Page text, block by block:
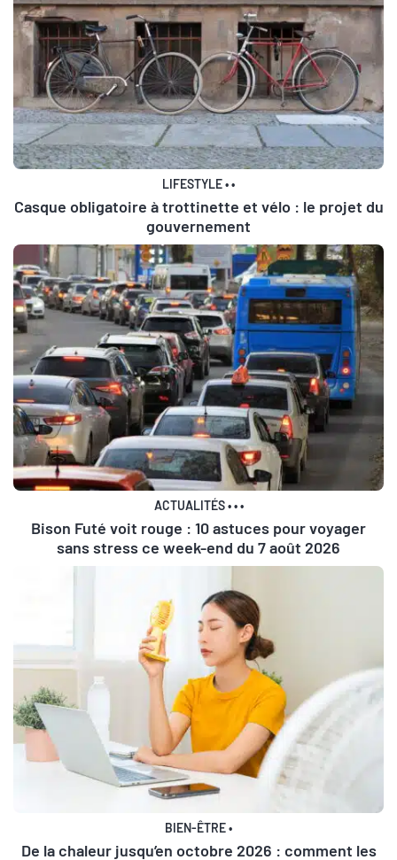
LIFESTYLE••
Casque obligatoire à trottinette et vélo : le projet du
gouvernement
ACTUALITÉS•••
Bison Futé voit rouge : 10 astuces pour voyager
sans stress ce week-end du 7 août 2026
BIEN-ÊTRE•
De la chaleur jusqu’en octobre 2026 : comment les